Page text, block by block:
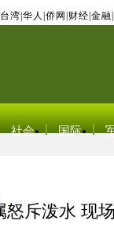
台湾 华人 侨网 财经 金融
社会 国际
斥泼水 现